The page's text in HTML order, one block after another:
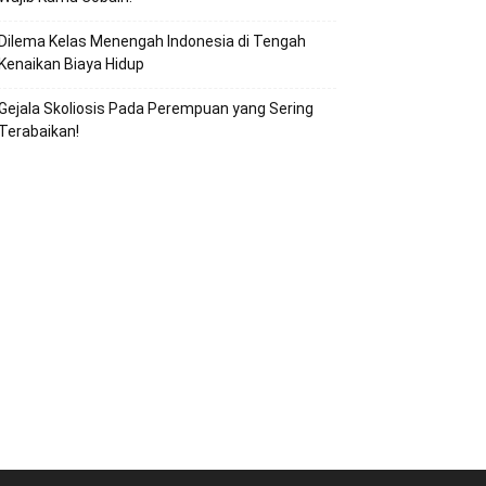
Dilema Kelas Menengah Indonesia di Tengah
Kenaikan Biaya Hidup
Skoliosis Pada Perempuan yang Sering
Terabaikan!